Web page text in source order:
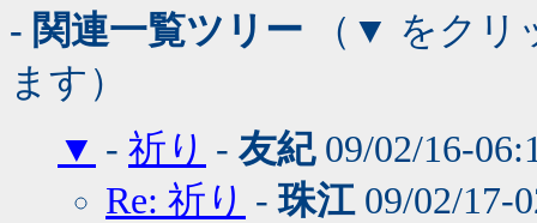
- 関連一覧ツリー （▼ をクリ
ます）
▼ - 祈り - 友紀09/02/16-
Re: 祈り -珠江09/02/17-